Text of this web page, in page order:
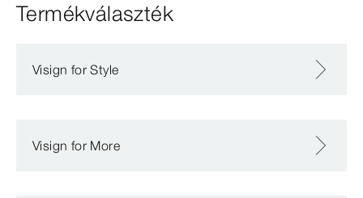
Termékválaszték
Visign for Style
Visign for More